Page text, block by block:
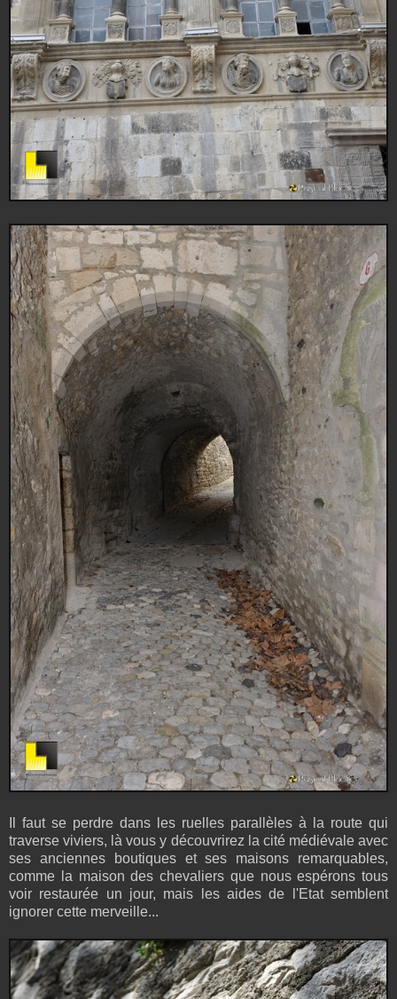
Il faut se perdre dans les ruelles parallèles à la route qui
traverse viviers, là vous y découvrirez la cité médiévale avec
ses anciennes boutiques et ses maisons remarquables,
comme la maison des chevaliers que nous espérons tous
voir restaurée un jour, mais les aides de l'Etat semblent
ignorer cette merveille...